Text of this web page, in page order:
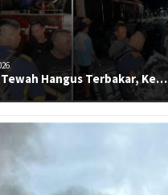
Hangus Terbakar, Ke…